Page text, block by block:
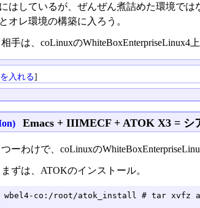
はしているが、ぜんぜん煮詰めた環境で
オレ環境の構築に入ろう。
相手は、coLinuxのWhiteBoxEnterpriseLinux4
入れる]
Emacs + IIIMECF + ATOK X3 = シ
つーわけで、coLinuxの
まずは、ATOKのインストール。
wbel4-co:/root/atok_install # tar xvfz